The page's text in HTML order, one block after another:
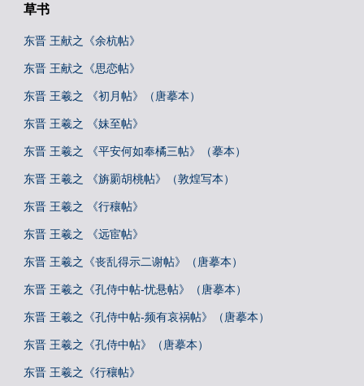
草书
东晋 王献之《余杭帖》
东晋 王献之《思恋帖》
东晋 王羲之 《初月帖》（唐摹本）
东晋 王羲之 《妹至帖》
东晋 王羲之 《平安何如奉橘三帖》（摹本）
东晋 王羲之 《旃罽胡桃帖》（敦煌写本）
东晋 王羲之 《行穰帖》
东晋 王羲之 《远宦帖》
东晋 王羲之《丧乱得示二谢帖》（唐摹本）
东晋 王羲之《孔侍中帖-忧悬帖》（唐摹本）
东晋 王羲之《孔侍中帖-频有哀祸帖》（唐摹本）
东晋 王羲之《孔侍中帖》（唐摹本）
东晋 王羲之《行穰帖》